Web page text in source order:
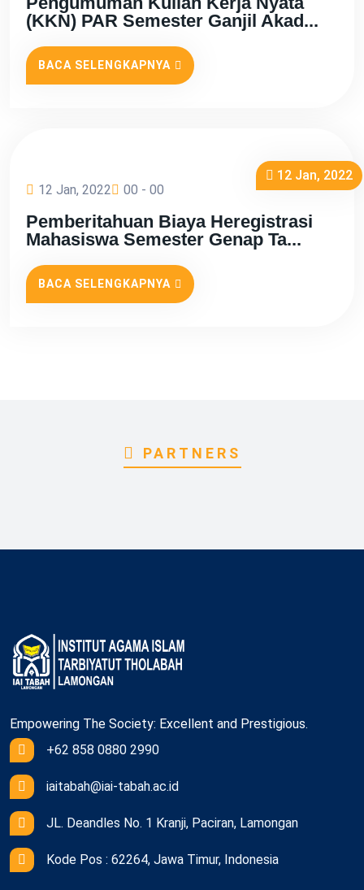
(KKN) PAR Semester Ganjil Akad...
BACA SELENGKAPNYA
12 Jan, 2022
12 Jan, 2022
00 - 00
Pemberitahuan Biaya Heregistrasi
Mahasiswa Semester Genap Ta...
BACA SELENGKAPNYA
PARTNERS
Empowering The Society: Excellent and Prestigious.
+62 858 0880 2990
iaitabah@iai-tabah.ac.id
JL. Deandles No. 1 Kranji, Paciran, Lamongan
Kode Pos : 62264, Jawa Timur, Indonesia